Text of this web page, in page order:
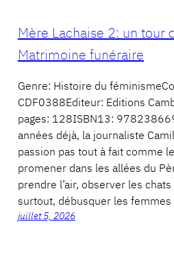
Mère Lachaise 2: un tour
Matrimoine funéraire
Genre: Histoire du
CDF0388Editeur: Editions
pages: 128ISBN13:
années déjà, la journaliste
passion pas tout à fait comme
promener dans les allées du
prendre l’air, observer les
surtout, débusquer les
juillet 5, 2026